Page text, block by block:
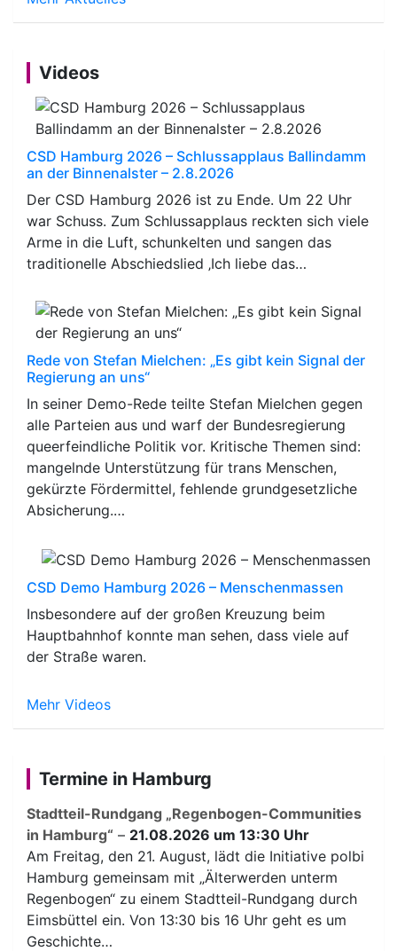
Videos
CSD Hamburg 2026 – Schlussapplaus Ballindamm
an der Binnenalster – 2.8.2026
Der CSD Hamburg 2026 ist zu Ende. Um 22 Uhr
war Schuss. Zum Schlussapplaus reckten sich viele
Arme in die Luft, schunkelten und sangen das
traditionelle Abschiedslied ‚Ich liebe das…
Rede von Stefan Mielchen: „Es gibt kein Signal der
Regierung an uns“
In seiner Demo-Rede teilte Stefan Mielchen gegen
alle Parteien aus und warf der Bundesregierung
queerfeindliche Politik vor. Kritische Themen sind:
mangelnde Unterstützung für trans Menschen,
gekürzte Fördermittel, fehlende grundgesetzliche
Absicherung.…
CSD Demo Hamburg 2026 – Menschenmassen
Insbesondere auf der großen Kreuzung beim
Hauptbahnhof konnte man sehen, dass viele auf
der Straße waren.
Mehr Videos
Termine in Hamburg
Stadtteil-Rundgang „Regenbogen-Communities
in Hamburg“ – 21.08.2026 um 13:30 Uhr
Am Freitag, den 21. August, lädt die Initiative polbi
Hamburg gemeinsam mit „Älterwerden unterm
Regenbogen“ zu einem Stadtteil-Rundgang durch
Eimsbüttel ein. Von 13:30 bis 16 Uhr geht es um
Geschichte…